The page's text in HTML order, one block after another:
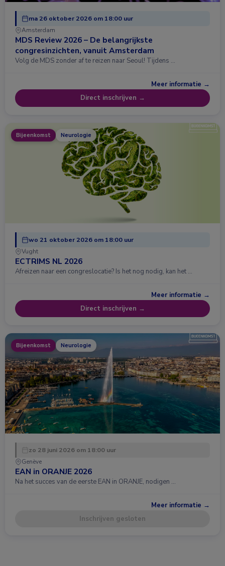
ma 26 oktober 2026 om 18:00 uur
Amsterdam
MDS Review 2026 – De belangrijkste
congresinzichten, vanuit Amsterdam
Volg de MDS zonder af te reizen naar Seoul! Tijdens …
Meer informatie →
Direct inschrijven →
Bijeenkomst Neurologie
wo 21 oktober 2026 om 18:00 uur
Vught
ECTRIMS NL 2026
Afreizen naar een congreslocatie? Is het nog nodig, kan het …
Meer informatie →
Direct inschrijven →
Bijeenkomst Neurologie
zo 28 juni 2026 om 18:00 uur
Genève
EAN in ORANJE 2026
Na het succes van de eerste EAN in ORANJE, nodigen …
Meer informatie →
Inschrijven gesloten